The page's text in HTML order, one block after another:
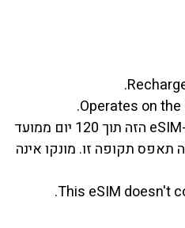
Operates on
ניתן להוסיף טעינה לכרטיס ה-eSIM הזה תוך 120 יום ממועד
תקופה זו. מונקו אינה
This eSIM doesn't